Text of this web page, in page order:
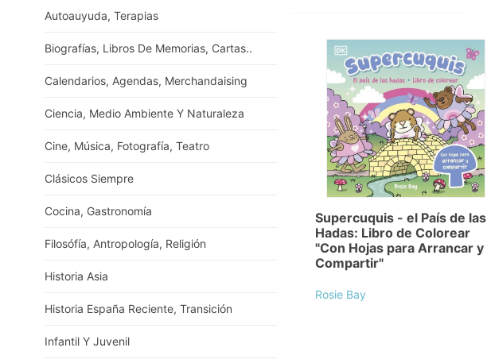
Autoauyuda, Terapias
Biografías, Libros De Memorias, Cartas..
Calendarios, Agendas, Merchandaising
Ciencia, Medio Ambiente Y Naturaleza
Cine, Música, Fotografía, Teatro
Clásicos Siempre
Cocina, Gastronomía
Filosófía, Antropología, Religión
Historia Asia
Historia España Reciente, Transición
Infantil Y Juvenil
Supercuquis - el País de las
Hadas: Libro de Colorear
"Con Hojas para Arrancar y
Compartir"
Rosie Bay